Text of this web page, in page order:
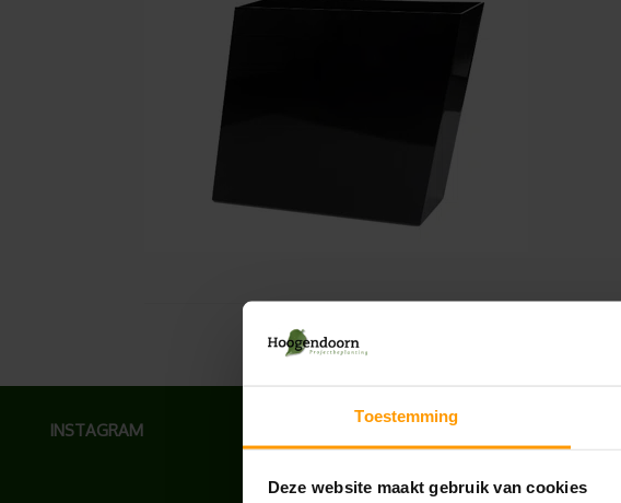
Toestemming
Deze website maakt gebruik van cookies
INSTAGRAM